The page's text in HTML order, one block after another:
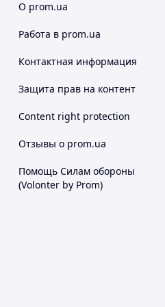
О prom.ua
Работа в prom.ua
Контактная информация
Защита прав на контент
Content right protection
Отзывы о prom.ua
Помощь Силам обороны
(Volonter by Prom)